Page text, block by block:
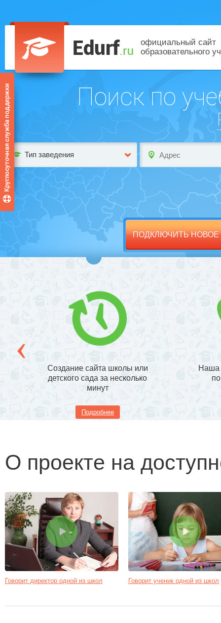
официальный сайт
образовательного
Поиск по
Тип заведения
ПОДКЛЮЧИТЬ
Создание сайта школы или
детского сада за несколько
минут
Подробнее
Наша
О проекте на
Говорит директор одной из школ Говорит ученик одной из школ